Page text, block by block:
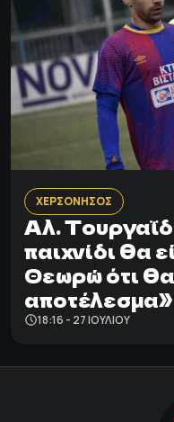
ΧΕΡΣΟΝΗΣΟΣ
Αλ.
παιχνίδι θα
Θεωρώ ότι
18:16 - 27 ΙΟΥΛΊΟΥ